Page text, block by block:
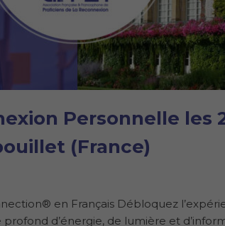
Personnelle les
(France)
en Français Débloquez
d’énergie, de lumière et